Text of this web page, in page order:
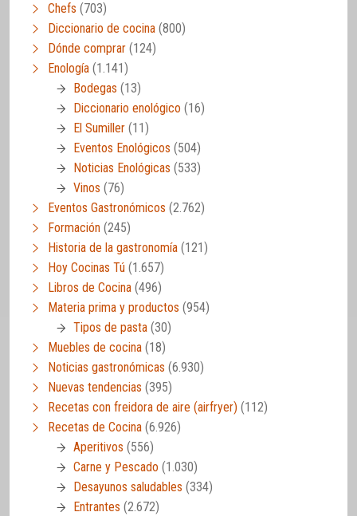
Chefs (703)
Diccionario de cocina (800)
Dónde comprar (124)
Enología (1.141)
Bodegas (13)
Diccionario enológico (16)
El Sumiller (11)
Eventos Enológicos (504)
Noticias Enológicas (533)
Vinos (76)
Eventos Gastronómicos (2.762)
Formación (245)
Historia de la gastronomía (121)
Hoy Cocinas Tú (1.657)
Libros de Cocina (496)
Materia prima y productos (954)
Tipos de pasta (30)
Muebles de cocina (18)
Noticias gastronómicas (6.930)
Nuevas tendencias (395)
Recetas con freidora de aire (airfryer) (112)
Recetas de Cocina (6.926)
Aperitivos (556)
Carne y Pescado (1.030)
Desayunos saludables (334)
Entrantes (2.672)